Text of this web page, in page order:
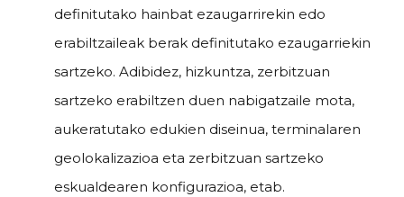
definitutako hainbat ezaugarrirekin edo
erabiltzaileak berak definitutako ezaugarriekin
sartzeko. Adibidez, hizkuntza, zerbitzuan
sartzeko erabiltzen duen nabigatzaile mota,
aukeratutako edukien diseinua, terminalaren
geolokalizazioa eta zerbitzuan sartzeko
eskualdearen konfigurazioa, etab.